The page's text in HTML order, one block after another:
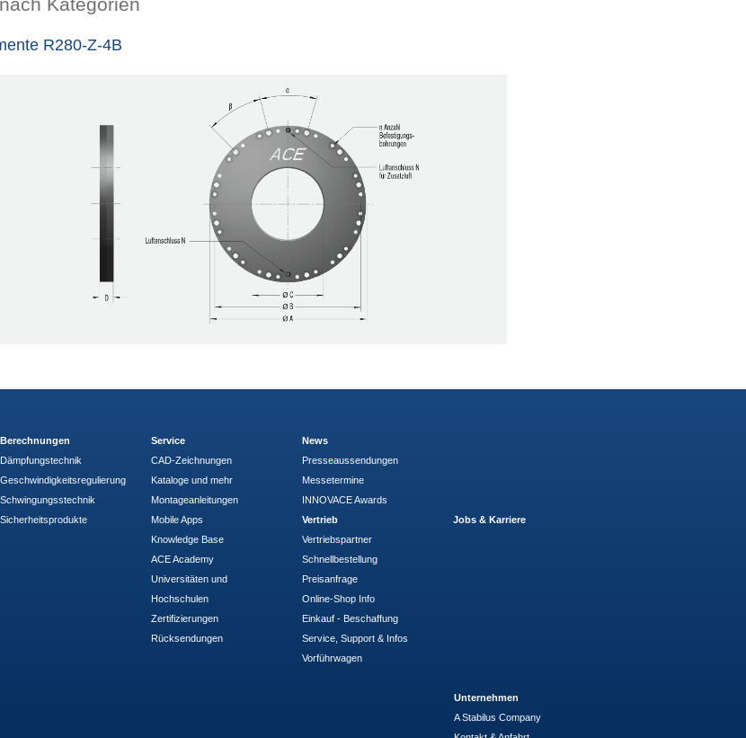
R280-Z-4B
Berechnungen
Dämpfungstechnik
Geschwindigkeitsregulierung
Schwingungsstechnik
Sicherheitsprodukte
Service
CAD-Zeichnungen
Kataloge und mehr
Montageanleitungen
Mobile Apps
Knowledge Base
ACE Academy
Universitäten und
Hochschulen
Zertifizierungen
Rücksendungen
News
Presseaussendungen
Messetermine
INNOVACE Awards
Vertrieb
Vertriebspartner
Schnellbestellung
Preisanfrage
Online-Shop Info
Einkauf - Beschaffung
Service, Support & Infos
Vorführwagen
Jobs & Karriere
Unternehmen
A Stabilus Company